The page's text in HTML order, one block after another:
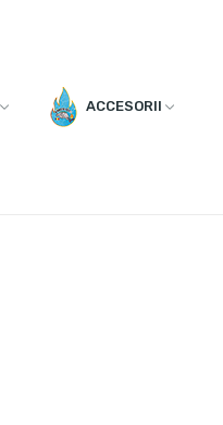
ACCESORII